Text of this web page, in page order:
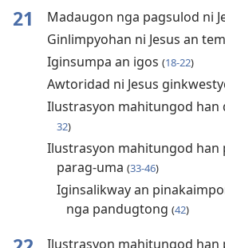
21 Madaugon nga pagsulod ni
Ginlimpyohan ni Jesus an
Iginsumpa an igos (18-22)
Awtoridad ni Jesus
Ilustrasyon mahitungod han
32)
Ilustrasyon mahitungod han
parag-uma (33-46)
Iginsalikway an
nga pandugtong (42)
Ilustrasyon mahitungod han